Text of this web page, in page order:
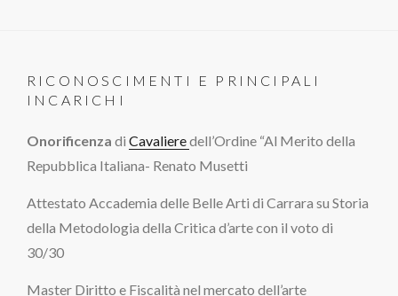
RICONOSCIMENTI E PRINCIPALI
INCARICHI
Onorificenza di Cavalieredell’Ordine “Al Merito della
Repubblica Italiana- Renato Musetti
Attestato Accademia delle Belle Arti di Carrara su Storia
della Metodologia della Critica d’arte con il voto di
30/30
Master Diritto e Fiscalità nel mercato dell’arte